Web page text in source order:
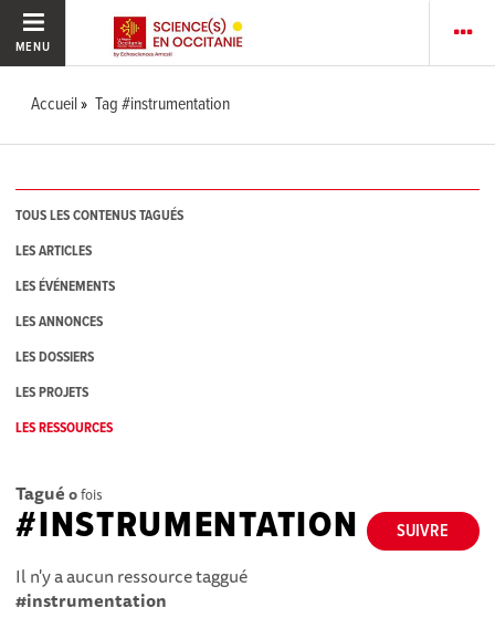
MENU
Accueil Tag #instrumentation
TOUS LES CONTENUS TAGUÉS
LES ARTICLES
LES ÉVÉNEMENTS
LES ANNONCES
LES DOSSIERS
LES PROJETS
LES RESSOURCES
Tagué 0fois
SUIVRE
#INSTRUMENTATION
Il n'y a aucun ressource taggué
#instrumentation